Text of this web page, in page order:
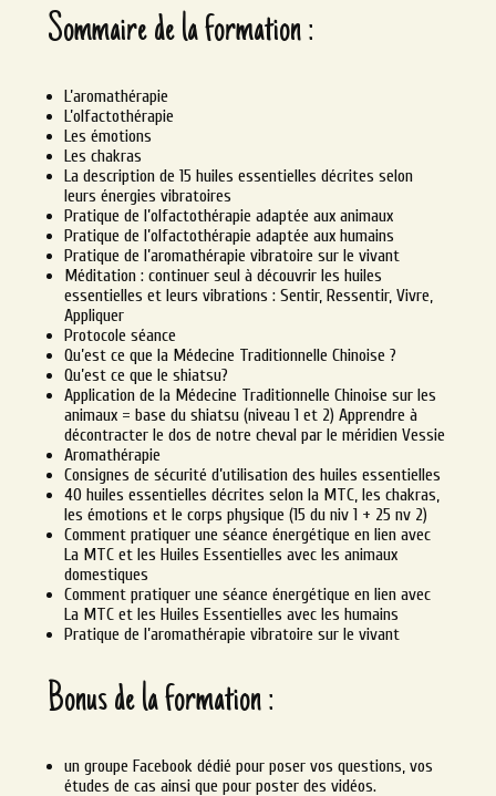
Sommaire de la formation :
L’aromathérapie
L’olfactothérapie
Les émotions
Les chakras
La description de 15 huiles essentielles décrites selon
leurs énergies vibratoires
Pratique de l’olfactothérapie adaptée aux animaux
Pratique de l’olfactothérapie adaptée aux humains
Pratique de l’aromathérapie vibratoire sur le vivant
Méditation : continuer seul à découvrir les huiles
essentielles et leurs vibrations : Sentir, Ressentir, Vivre,
Appliquer
Protocole séance
Qu’est ce que la Médecine Traditionnelle Chinoise ?
Qu’est ce que le shiatsu?
Application de la Médecine Traditionnelle Chinoise sur les
animaux = base du shiatsu (niveau 1 et 2) Apprendre à
décontracter le dos de notre cheval par le méridien Vessie
Aromathérapie
Consignes de sécurité d’utilisation des huiles essentielles
40 huiles essentielles décrites selon la MTC, les chakras,
les émotions et le corps physique (15 du niv 1 + 25 nv 2)
Comment pratiquer une séance énergétique en lien avec
La MTC et les Huiles Essentielles avec les animaux
domestiques
Comment pratiquer une séance énergétique en lien avec
La MTC et les Huiles Essentielles avec les humains
Pratique de l’aromathérapie vibratoire sur le vivant
Bonus de la formation :
un groupe Facebook dédié pour poser vos questions, vos
études de cas ainsi que pour poster des vidéos.